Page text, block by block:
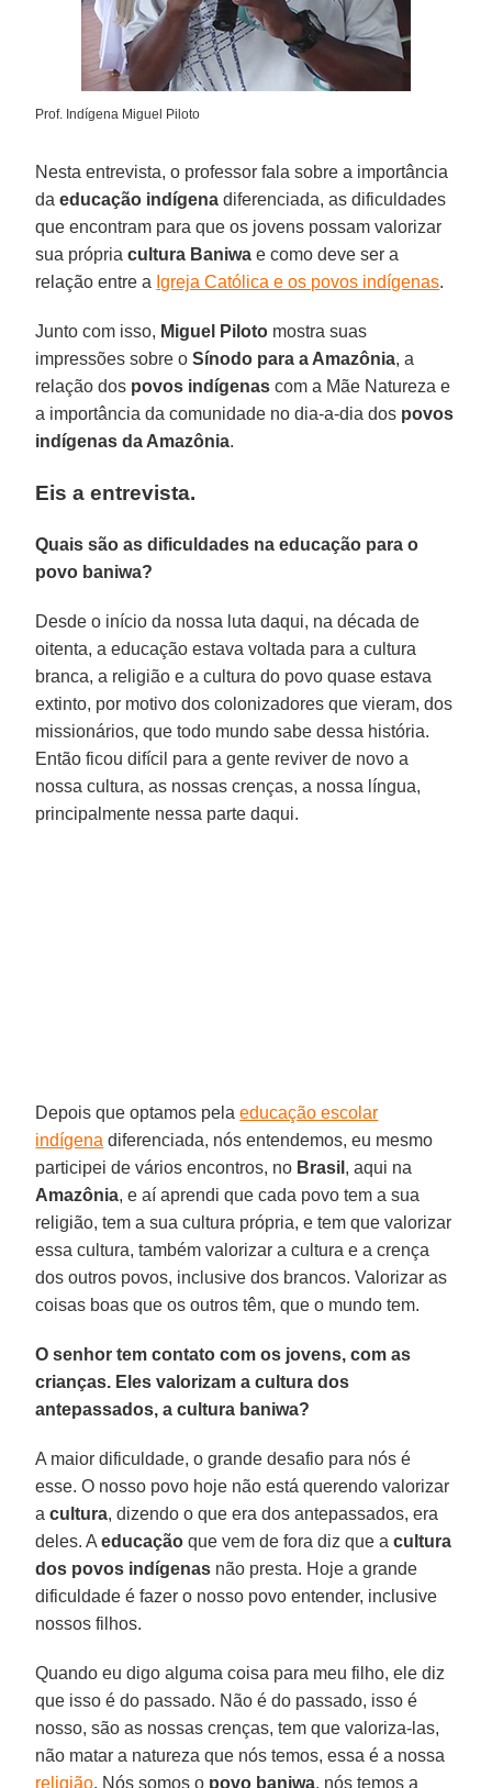
Prof. Indígena Miguel Piloto
Nesta entrevista, o professor fala sobre a importância
daeducação indígena diferenciada, as dificuldades
que encontram para que os jovens possam valorizar
sua própriacultura Baniwa e como deve ser a
relação entre a Igreja Católica e os povos indígenas.
Junto com isso, Miguel Piloto mostra suas
impressões sobre oSínodo para a Amazônia, a
relação dos povos indígenas com a Mãe Natureza e
a importância da comunidade no dia-a-dia dos povos
indígenas da Amazônia.
Eis a entrevista.
Quais são as dificuldades na educação para o
povo baniwa?
Desde o início da nossa luta daqui, na década de
oitenta, a educação estava voltada para a cultura
branca, a religião e a cultura do povo quase estava
extinto, por motivo dos colonizadores que vieram, dos
missionários, que todo mundo sabe dessa história.
Então ficou difícil para a gente reviver de novo a
nossa cultura, as nossas crenças, a nossa língua,
principalmente nessa parte daqui.
Depois que optamos pelaeducação escolar
indígena diferenciada, nós entendemos, eu mesmo
participei de vários encontros, no Brasil , aqui na
Amazônia, e aí aprendi que cada povo tem a sua
religião, tem a sua cultura própria, e tem que valorizar
essa cultura, também valorizar a cultura e a crença
dos outros povos, inclusive dos brancos. Valorizar as
coisas boas que os outros têm, que o mundo tem.
O senhor tem contato com os jovens, com as
crianças. Eles valorizam a cultura dos
antepassados, a cultura baniwa?
A maior dificuldade, o grande desafio para nós é
esse. O nosso povo hoje não está querendo valorizar
acultura, dizendo o que era dos antepassados, era
deles. Aeducação que vem de fora diz que acultura
dos povos indígenas não presta. Hoje a grande
dificuldade é fazer o nosso povo entender, inclusive
nossos filhos.
Quando eu digo alguma coisa para meu filho, ele diz
que isso é do passado. Não é do passado, isso é
nosso, são as nossas crenças, tem que valoriza-las,
não matar a natureza que nós temos, essa é a nossa
religião. Nós somos o povo baniwa, nós temos a